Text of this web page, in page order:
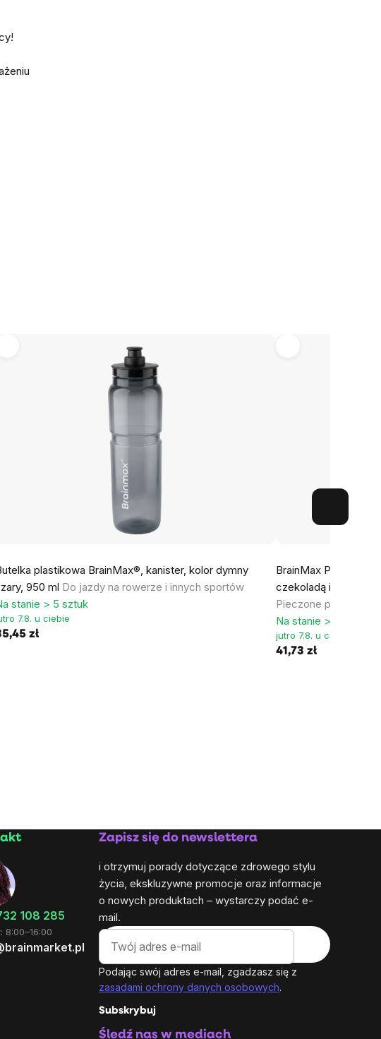
plastikowa BrainMax®, kanister, kolor dymny
950 ml Do jazdy na rowerze i innych sportów
stanie > 5 sztuk
7.8. u ciebie
zł
BrainMax Pure®
czekoladą i
Pieczone płatki z
Na stanie > 5 sztuk
jutro 7.8. u ciebie
41,73 zł
108 285
8:00–16:00
Zapisz się do newslettera
i otrzymuj porady dotyczące zdrowego stylu
życia, ekskluzywne promocje oraz informacje
o nowych produktach – wystarczy podać e-
mail.
Podając swój adres e-mail, zgadzasz się z
zasadami ochrony danych osobowych.
Subskrybuj
Śledź nas w mediach